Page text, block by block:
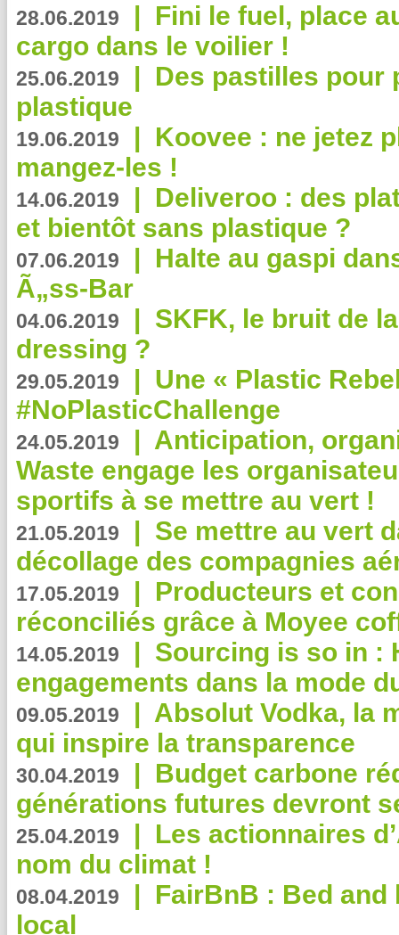
28.06.2019 | Fini le fuel, place
cargo dans le voilier !
25.06.2019 | Des pastilles pour
plastique
19.06.2019 | Koovee : ne jetez
mangez-les !
14.06.2019 | Deliveroo : des
et bientôt sans plastique ?
07.06.2019 | Halte au gaspi
Ã„ss-Bar
04.06.2019 | SKFK, le bruit de
dressing ?
29.05.2019 | Une « Plastic
#NoPlasticChallenge
24.05.2019 | Anticipation,
Waste engage les
sportifs à se mettre au vert !
21.05.2019 | Se mettre au vert
décollage des compagnies
17.05.2019 | Producteurs et
réconciliés grâce à Moyee
14.05.2019 | Sourcing is so in :
engagements dans la mode
09.05.2019 | Absolut Vodka, la
qui inspire la transparence
30.04.2019 | Budget carbone
générations futures devront
25.04.2019 | Les actionnaires
nom du climat !
08.04.2019 | FairBnB : Bed
local